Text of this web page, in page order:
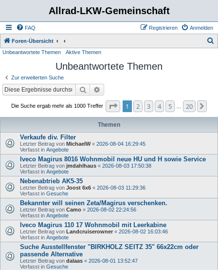
Allrad-LKW-Gemeinschaft
FAQ Anmelden
Registrieren
Foren-Übersicht
Unbeantwortete Themen Aktive Themen
Unbeantwortete Themen
Zur erweiterten Suche
Suche
Die Suche ergab mehr als 1000 Treffer Seite von
1 2 3 4 5 20
Themen
Verkaufe div. Filter
Letzter Beitrag von MichaelW« 2026-08-04 16:29:45
Verfasst in Angebote
Iveco Magirus 8016 Wohnmobil neue HU und H sowie Service
Letzter Beitrag von jmdahlhaus « 2026-08-03 17:50:38
Verfasst in Angebote
Nebenabtrieb AK5-35
Letzter Beitrag von Joost 6x6 « 2026-08-03 11:29:36
Verfasst in Gesuche
Bekannter will seinen Zeta/Magirus verschenken.
Letzter Beitrag von Camo « 2026-08-02 22:24:56
Verfasst in Angebote
Iveco Magirus 110 17 Wohnmobil mit Leerkabine
Letzter Beitrag von Landcruiserowner « 2026-08-02 16:03:46
Verfasst in Angebote
Suche Ausstellfenster "BIRKHOLZ SEITZ 35" 66x22cm oder
passende Alternative
Letzter Beitrag von dalaas « 2026-08-01 13:52:47
Verfasst in Gesuche